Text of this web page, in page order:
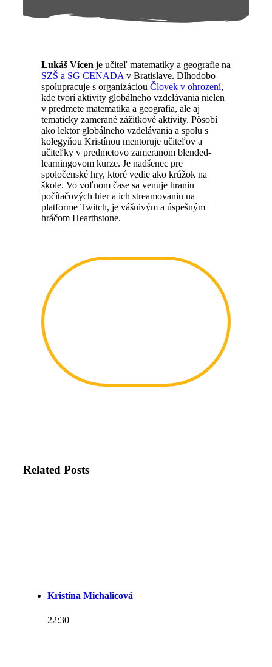
Lukáš Vícen je učiteľ matematiky a geografie na
SZŠ a SG CENADA v Bratislave. Dlhodobo
spolupracuje s organizáciou Človek v ohrození,
kde tvorí aktivity globálneho vzdelávania nielen
v predmete matematika a geografia, ale aj
tematicky zamerané zážitkové aktivity. Pôsobí
ako lektor globálneho vzdelávania a spolu s
kolegyňou Kristínou mentoruje učiteľov a
učiteľky v predmetovo zameranom blended-
learningovom kurze. Je nadšenec pre
spoločenské hry, ktoré vedie ako krúžok na
škole. Vo voľnom čase sa venuje hraniu
počítačových hier a ich streamovaniu na
platforme Twitch, je vášnivým a úspešným
hráčom Hearthstone.
Related Posts
Kristína Michalicová
22:30